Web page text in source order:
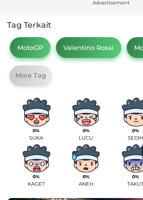
Advertisement
Tag Terkait
MotoGP Valentino Rossi
More Tag
0%
SUKA
0%
LUCU
0%
SEDIH
0%
KAGET
0%
ANEH
0%